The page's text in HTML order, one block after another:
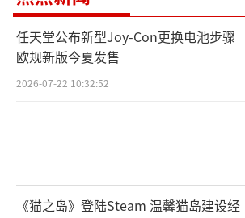
任天堂公布新型Joy-Con更换电池步骤
欧规新版今夏发售
2026-07-22 10:32:52
《猫之岛》登陆Steam 温馨猫岛建设经